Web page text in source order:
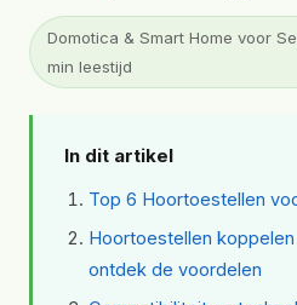
Domotica & Smart Home voor
min leestijd
In dit artikel
Top 6 Hoortoestellen
Hoortoestellen
ontdek de voordelen